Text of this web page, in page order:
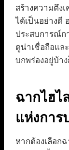
สร้างความตึง
ได้เป็นอย่างดี
ประสบการณ์ก
ดูน่าเชื่อถือแล
บกพร่องอยู่บ้า
ฉากไฮไ
แห่งการ
หากต้องเลือก